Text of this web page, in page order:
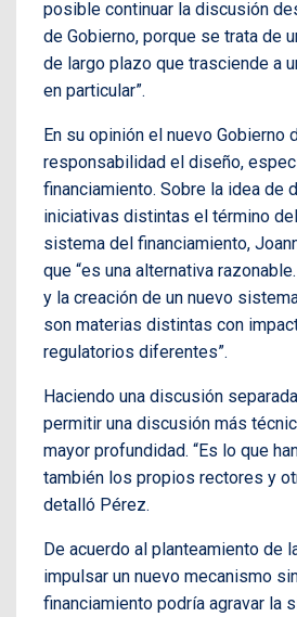
posible continuar la discusión
de Gobierno, porque se trata de
de largo plazo que trasciende a
en particular”.
En su opinión el nuevo Gobierno
responsabilidad el diseño,
financiamiento. Sobre la idea de
iniciativas distintas el término
sistema del financiamiento,
que “es una alternativa
y la creación de un nuevo
son materias distintas con
regulatorios diferentes”.
Haciendo una discusión
permitir una discusión más
mayor profundidad. “Es lo que
también los propios rectores y
detalló Pérez.
De acuerdo al planteamiento de
impulsar un nuevo mecanismo
financiamiento podría agravar la